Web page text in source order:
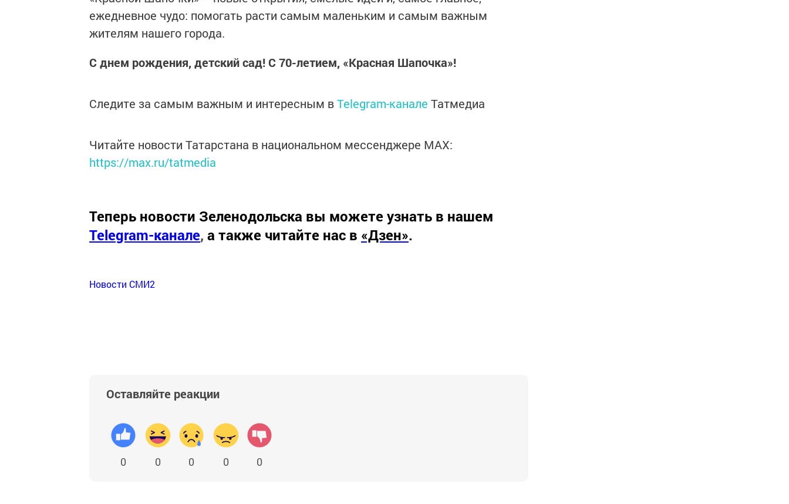
ежедневное чудо: помогать расти самым маленьким и самым важным
жителям нашего города.
С днем рождения, детский сад! С 70-летием, «Красная Шапочка»!
Следите за самым важным и интересным вTelegram-канале Татмедиа
Читайте новости Татарстана в национальном мессенджере MАХ:
https://max.ru/tatmedia
Теперь новости Зеленодольска вы можете узнать в нашем
Telegram-канале, а также читайте нас в «Дзен».
Новости СМИ2
Оставляйте реакции
0 0 0 0 0